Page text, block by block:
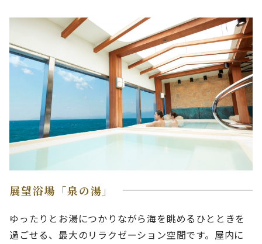
展望浴場「泉の湯」
ゆったりとお湯につかりながら海を眺めるひとときを
過ごせる、最大のリラクゼーション空間です。屋内に